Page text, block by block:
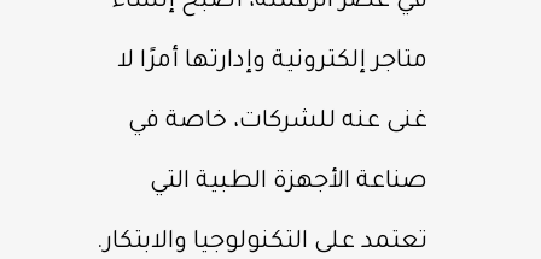
متاجر إلكترونية وإدارتها أمرًا لا
غنى عنه للشركات، خاصة في
صناعة الأجهزة الطبية التي
تعتمد على التكنولوجيا والابتكار.